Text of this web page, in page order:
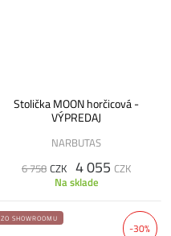
Stolička MOON horčicová -
VÝPREDAJ
NARBUTAS
6 758 CZK 4 055 CZK
Na sklade
-30%
ZO SHOWROOMU